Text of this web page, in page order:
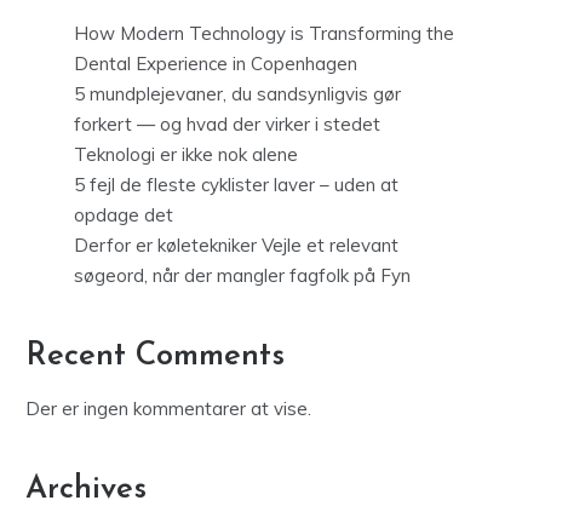
How Modern Technology is Transforming the
Dental Experience in Copenhagen
5 mundplejevaner, du sandsynligvis gør
forkert — og hvad der virker i stedet
Teknologi er ikke nok alene
5 fejl de fleste cyklister laver – uden at
opdage det
Derfor er køletekniker Vejle et relevant
søgeord, når der mangler fagfolk på Fyn
Recent Comments
Der er ingen kommentarer at vise.
Archives